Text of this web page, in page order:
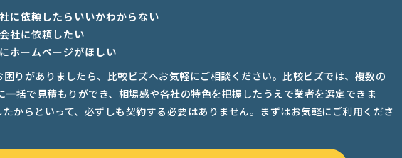
に依頼したらいいかわからない
社に依頼したい
ホームページがほしい
りがありましたら、比較ビズへお気軽にご相談ください。比較ビズでは、複数の
一括で見積もりができ、相場感や各社の特色を把握したうえで業者を選定できま
からといって、必ずしも契約する必要はありません。まずはお気軽にご利用くださ